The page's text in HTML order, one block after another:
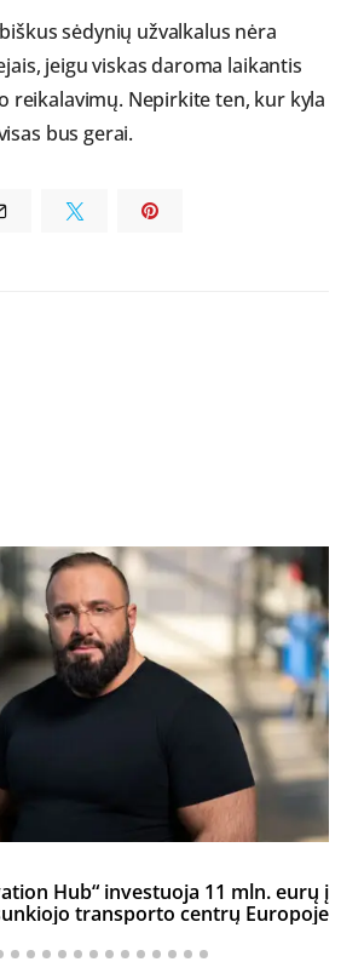
sėdynių užvalkalus nėra
jeigu viskas daroma laikantis
reikalavimų. Nepirkite ten, kur kyla
bus gerai.
Hub“ investuoja 11 mln. eurų į
transporto centrų Europoje